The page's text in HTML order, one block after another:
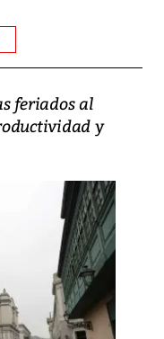
feriados al
y